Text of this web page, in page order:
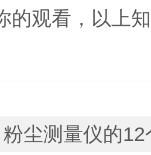
观看，以上知
粉尘测量仪的